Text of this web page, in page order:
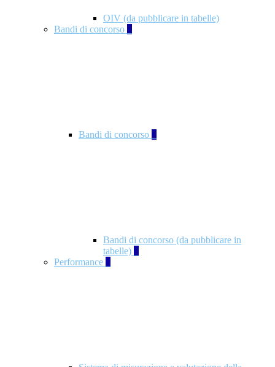
OIV (da pubblicare in tabelle)
Bandi di concorso 2
Bandi di concorso 2
Bandi di concorso (da pubblicare in
tabelle) 2
Performance 5